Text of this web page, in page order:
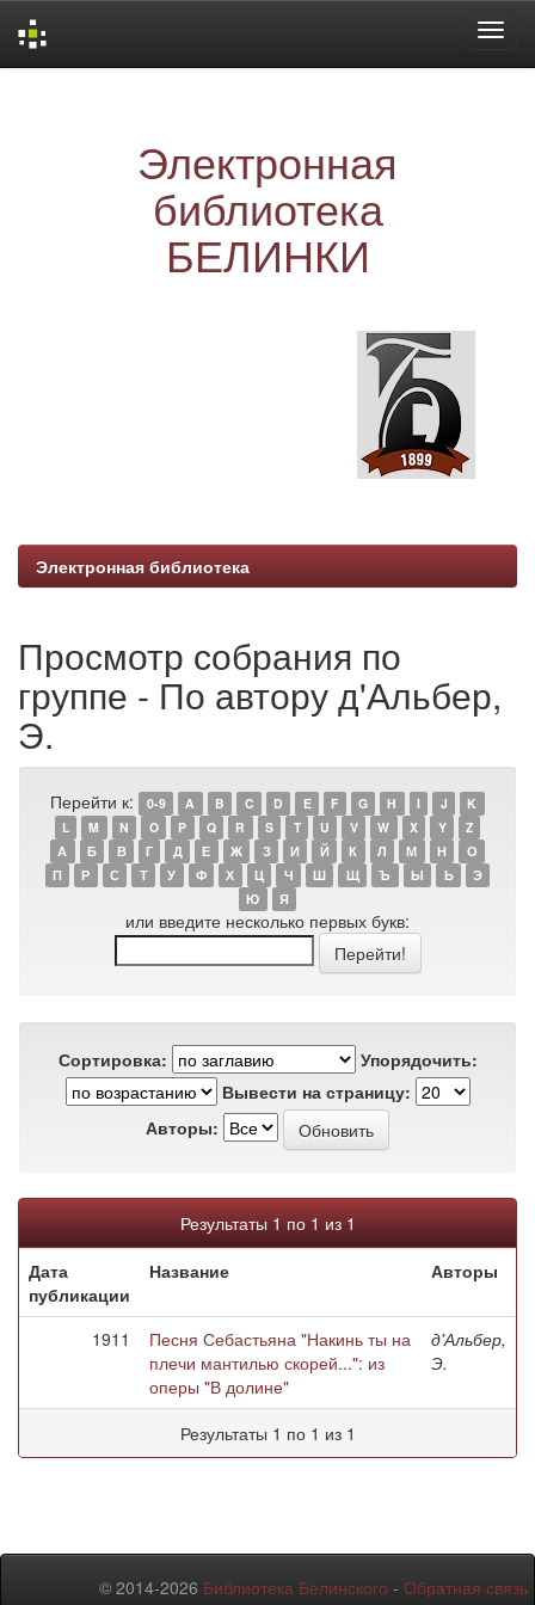
Электронная
библиотека
БЕЛИНКИ
Электронная библиотека
Просмотр собрания по
группе - По автору д'Альбер,
Э.
Перейти к: 0-9 A B C D E F G H I J
K
L
M N O P Q R S T U V W X Y
Z
А
Б В Г Д Е Ж З И Й К Л М Н
О
П
Р С Т У Ф Х Ц Ч Ш Щ Ъ Ы Ь
Э
Ю
Я
или введите несколько первых букв:
Сортировка:
Упорядочить:
Вывести на страницу:
Авторы:
Результаты 1 по 1 из 1
Дата
публикации
Название Авторы
1911
Песня Себастьяна "Накинь ты на
плечи мантилью скорей...": из
оперы "В долине"
д'Альбер,
Э.
Результаты 1 по 1 из 1
© 2014-2026 Библиотека Белинского - Обратная связь